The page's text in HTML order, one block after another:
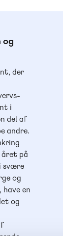
der
i
del af
andre.
på
svære
og
have en
og